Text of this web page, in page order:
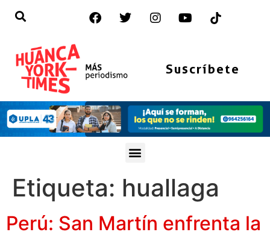
Suscríbete
Etiqueta: huallaga
Perú: San Martín enfrenta la